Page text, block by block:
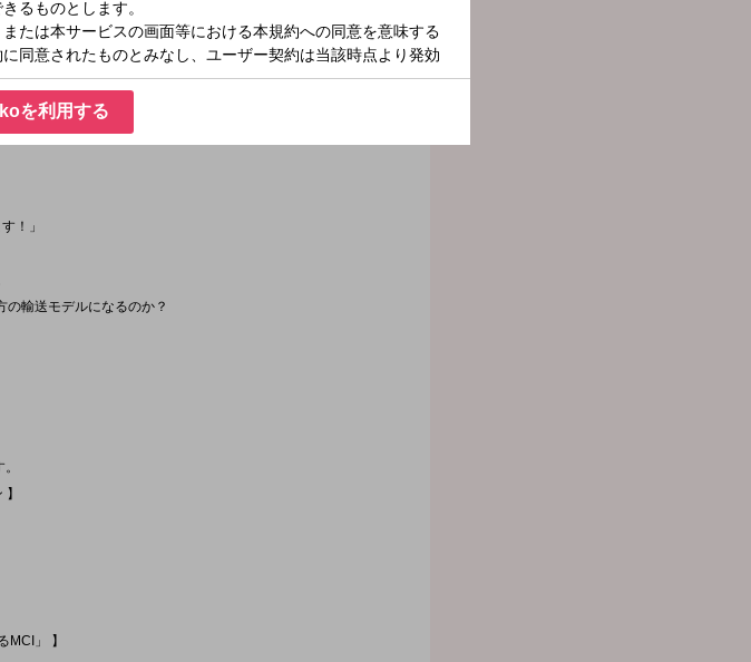
して、かつての名選手から将来有望なオリンピック代表選手のタ
！」
輸送モデルになるのか？
」 】
を利用する